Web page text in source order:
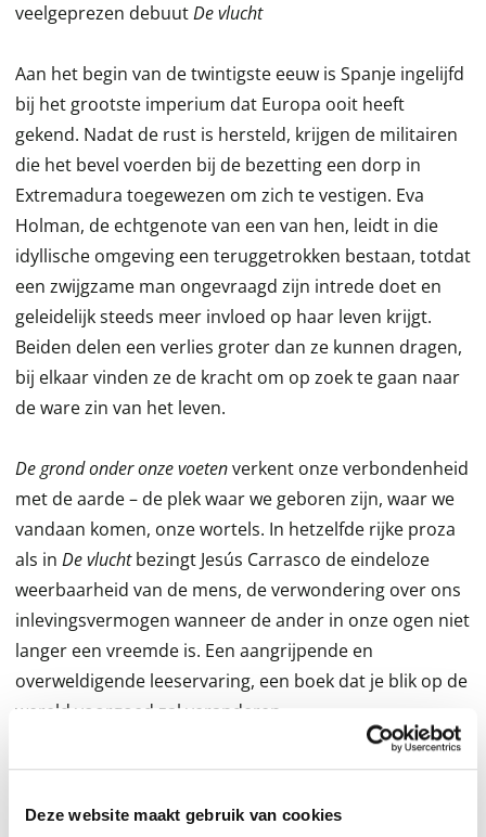
Deze website maakt gebruik van cookies
veelgeprezen debuutDe vlucht
Aan het begin van de twintigste eeuw is Spanje ingelijfd
bij het grootste imperium dat Europa ooit heeft
gekend. Nadat de rust is hersteld, krijgen de militairen
die het bevel voerden bij de bezetting een dorp in
Extremadura toegewezen om zich te vestigen. Eva
Holman, de echtgenote van een van hen, leidt in die
idyllische omgeving een teruggetrokken bestaan, totdat
een zwijgzame man ongevraagd zijn intrede doet en
geleidelijk steeds meer invloed op haar leven krijgt.
Beiden delen een verlies groter dan ze kunnen dragen,
bij elkaar vinden ze de kracht om op zoek te gaan naar
de ware zin van het leven.
De grond onder onze voetenverkent onze verbondenheid
met de aarde – de plek waar we geboren zijn, waar we
vandaan komen, onze wortels. In hetzelfde rijke proza
als in De vluchtbezingt Jesús Carrasco de eindeloze
weerbaarheid van de mens, de verwondering over ons
inlevingsvermogen wanneer de ander in onze ogen niet
langer een vreemde is. Een aangrijpende en
overweldigende leeservaring, een boek dat je blik op de
wereld voorgoed zal veranderen.